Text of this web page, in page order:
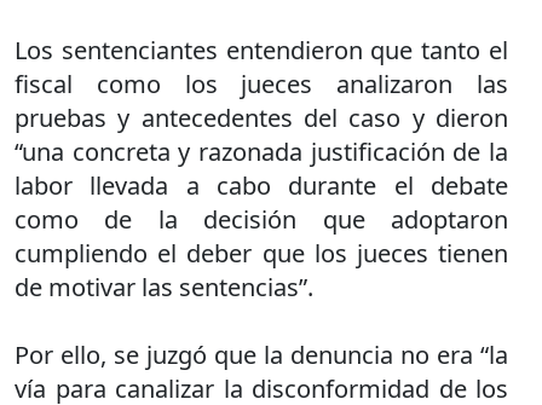
Los sentenciantes entendieron que tanto el
fiscal como los jueces analizaron las
pruebas y antecedentes del caso y dieron
“una concreta y razonada justificación de la
labor llevada a cabo durante el debate
como de la decisión que adoptaron
cumpliendo el deber que los jueces tienen
de motivar las sentencias”.
Por ello, se juzgó que la denuncia no era “la
vía para canalizar la disconformidad de los